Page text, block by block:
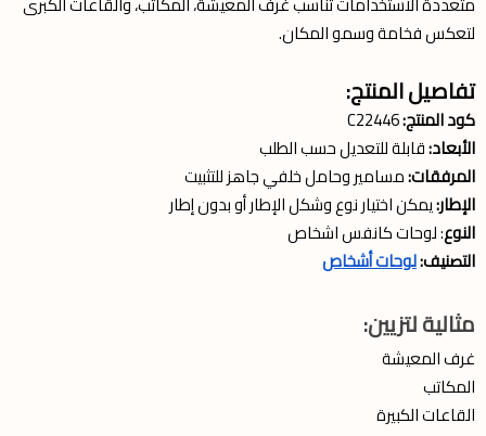
لتعكس فخامة وسمو المكان.
تفاصيل المنتج:
كود المنتج:
الأبعاد:قابلة للتعديل حسب الطلب
المرفقات:مسامير وحامل خلفي جاهز للتثبيت
الإطار:يمكن اختيار نوع وشكل الإطار أو بدون إطار
النوع: لوحات كانفس اشخاص
التصنيف:لوحات أشخاص
مثالية لتزيين:
غرف المعيشة
المكاتب
القاعات الكبيرة